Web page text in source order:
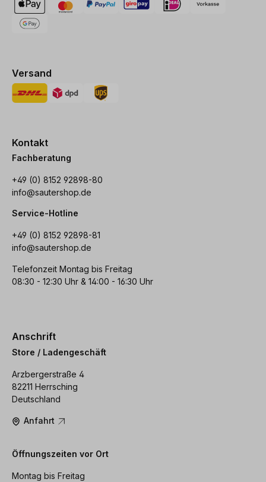
Versand
Kontakt
Fachberatung
+49 (0) 8152 92898-80
info@sautershop.de
Service-Hotline
+49 (0) 8152 92898-81
info@sautershop.de
Telefonzeit Montag bis Freitag
08:30 - 12:30 Uhr & 14:00 - 16:30 Uhr
Anschrift
Store / Ladengeschäft
Arzbergerstraße 4
82211 Herrsching
Deutschland
Anfahrt
Öffnungszeiten vor Ort
Montag bis Freitag